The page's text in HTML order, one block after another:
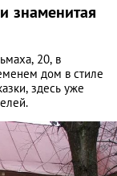
знаменитая
20, в
дом в стиле
здесь уже